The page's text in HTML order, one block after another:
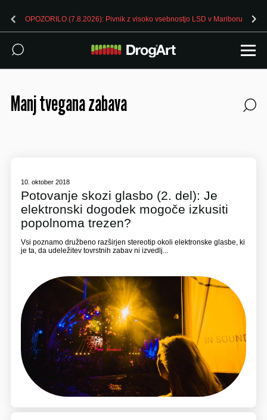
OPOZORILO (7.8.2026): Pivnik z visoko vsebnostjo LSD v Mariboru
Manj tvegana zabava
10. oktober 2018
Potovanje skozi glasbo (2. del): Je
elektronski dogodek mogoče izkusiti
popolnoma trezen?
Vsi poznamo družbeno razširjen stereotip okoli elektronske glasbe, ki
je ta, da udeležitev tovrstnih zabav ni izvedlj...